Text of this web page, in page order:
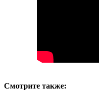
Смотрите также: